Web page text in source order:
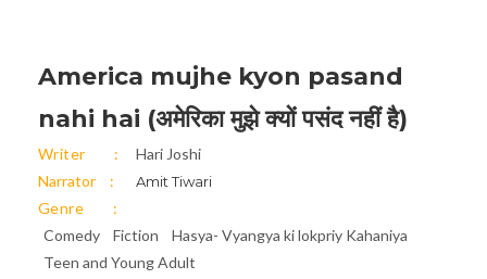
America mujhe kyon pasand
nahi hai (अमेरिका मुझे क्यों पसंद नहीं है)
Writer
Hari Joshi
Narrator
Amit Tiwari
Genre
Comedy
Fiction
Hasya- Vyangya ki lokpriy Kahaniya
Teen and Young Adult